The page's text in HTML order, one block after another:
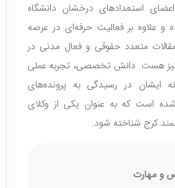
استعدادهای درخشان دانشگاه
و علاوه بر فعالیت حرفه‌ای در عرصه
متعدد حقوقی و فعال مدنی در
هست. دانش تخصصی، تجربه عملی
ایشان در رسیدگی به پرونده‌های
است که به عنوان یکی از وکلای
کرج شناخته شود.
و مهارت